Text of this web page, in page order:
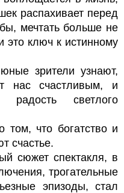
распахивает перед
мечтать больше не
это ключ к истинному
зрители узнают,
нас счастливым, и
светлого
том, что богатство и
счастье.
сюжет спектакля, в
трогательные
эпизоды, стал